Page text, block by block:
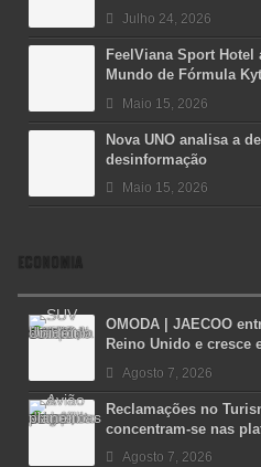
Julho 24, 2026
FeelViana Sport
Mundo de Fórmula
Maio 15, 2026
Nova UNO analisa a
desinformação
Maio 15, 2026
ECONOMIA
OMODA | JAECOO
Reino Unido e cresce
Agosto 7, 2026
Reclamações no
concentram-se nas
Agosto 7, 2026